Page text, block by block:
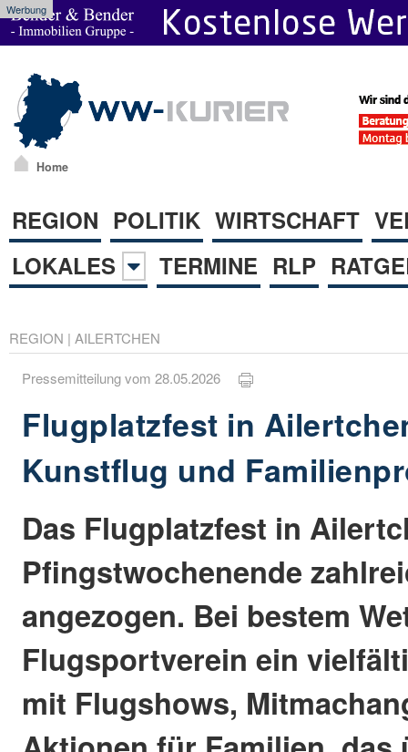
Werbung
Home
REGION POLITIK WIRTSCHAFT
LOKALES
TERMINE RLP
REGION | AILERTCHEN
Pressemitteilung vom 28.05.2026
Flugplatzfest in
Kunstflug und
Das Flugplatzfest in
Pfingstwochenende
angezogen. Bei bestem
Flugsportverein ein
mit Flugshows,